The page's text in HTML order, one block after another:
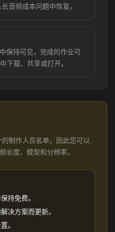
音频成本问题中恢复。
保持可见，完成的作业可
下载、共享或打开。
制作人员名单，因此您可以
长度、模型和分辨率。
持免费。
决方案而更新。
。